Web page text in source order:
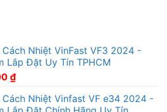
Cách Nhiệt VinFast VF3 2024 -
Lắp Đặt Uy Tín TPHCM
₫
Cách Nhiệt Vinfast VF e34 2024 -